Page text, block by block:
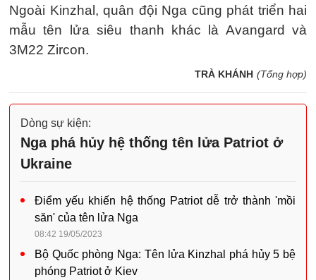
Ngoài Kinzhal, quân đội Nga cũng phát triển hai
mẫu tên lửa siêu thanh khác là Avangard và
3M22 Zircon.
TRÀ KHÁNH (Tổng hợp)
Dòng sự kiện:
Nga phá hủy hệ thống tên lửa Patriot ở
Ukraine
Điểm yếu khiến hệ thống Patriot dễ trở thành 'mồi
săn' của tên lửa Nga
08:42 19/05/2023
Bộ Quốc phòng Nga: Tên lửa Kinzhal phá hủy 5 bệ
phóng Patriot ở Kiev